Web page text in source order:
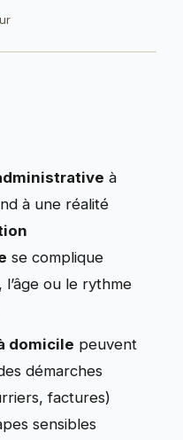
à
à une réalité
se complique
l’âge ou le rythme
domicile peuvent
démarches
factures)
sensibles